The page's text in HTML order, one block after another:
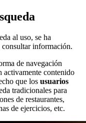
al uso, se ha
consultar información.
de navegación
activamente contenido
que los usuarios
tradicionales para
de restaurantes,
de ejercicios, etc.